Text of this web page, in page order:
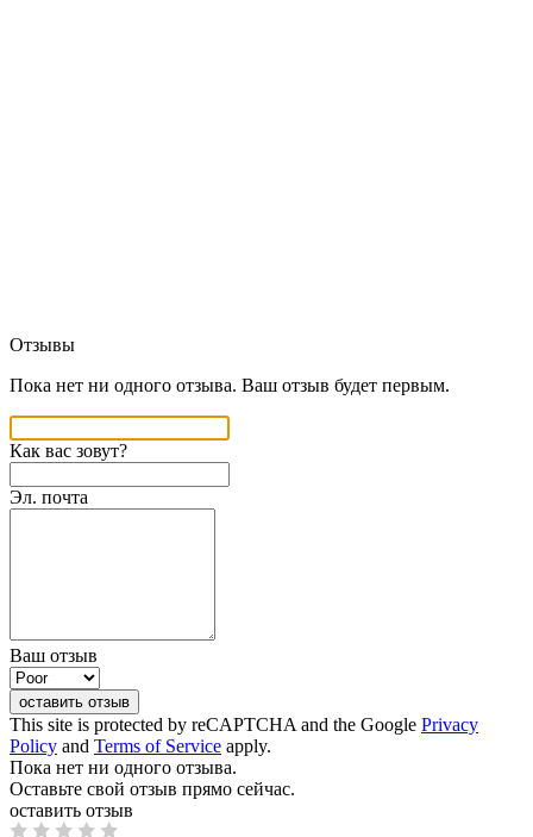
Отзывы
Пока нет ни одного отзыва. Ваш отзыв будет первым.
Как вас зовут?
Эл. почта
Ваш отзыв
оставить отзыв
This site is protected by reCAPTCHA and the Google Privacy
Policy and Terms of Service apply.
Пока нет ни одного отзыва.
Оставьте свой отзыв прямо сейчас.
оставить отзыв